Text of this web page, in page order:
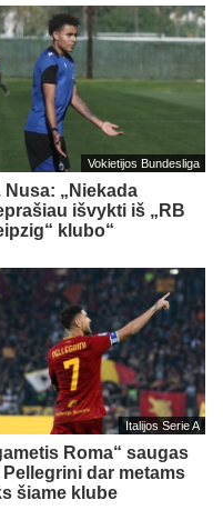
Vokietijos Bundesliga
Nusa: „Niekada
išvykti iš „RB
klubo“
Italijos Serie A
Roma“ saugas
Pellegrini dar metams
šiame klube